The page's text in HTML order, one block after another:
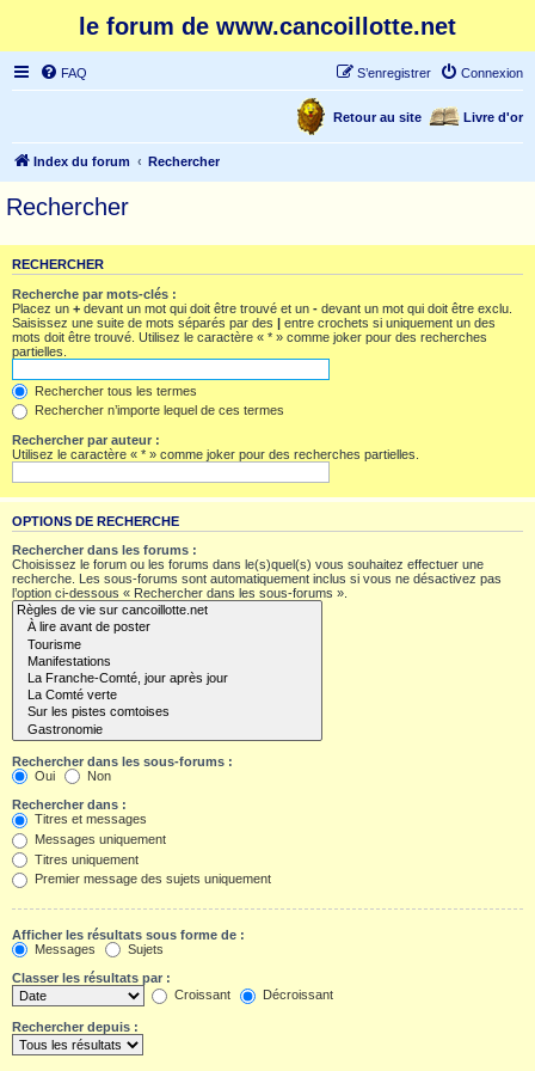
le forum de www.cancoillotte.net
FAQ Connexion
S’enregistrer
Livre d'or
Retour au site
Index du forum Rechercher
Rechercher
RECHERCHER
Recherche par mots-clés :
Placez un + devant un mot qui doit être trouvé et un - devant un mot qui doit être exclu.
Saisissez une suite de mots séparés par des | entre crochets si uniquement un des
mots doit être trouvé. Utilisez le caractère « * » comme joker pour des recherches
partielles.
Rechercher tous les termes
Rechercher n’importe lequel de ces termes
Rechercher par auteur :
Utilisez le caractère « * » comme joker pour des recherches partielles.
OPTIONS DE RECHERCHE
Rechercher dans les forums :
Choisissez le forum ou les forums dans le(s)quel(s) vous souhaitez effectuer une
recherche. Les sous-forums sont automatiquement inclus si vous ne désactivez pas
l’option ci-dessous « Rechercher dans les sous-forums ».
Rechercher dans les sous-forums :
Oui
Non
Rechercher dans :
Titres et messages
Messages uniquement
Titres uniquement
Premier message des sujets uniquement
Afficher les résultats sous forme de :
Messages
Sujets
Classer les résultats par :
Croissant
Décroissant
Rechercher depuis :